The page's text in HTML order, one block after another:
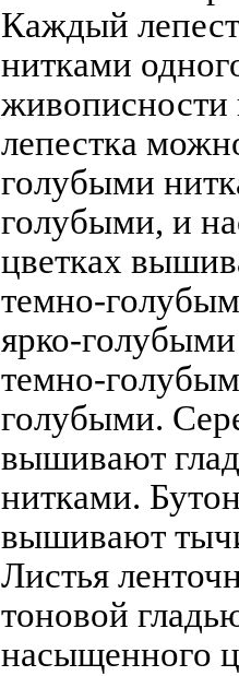
Каждый
нитками
живописности
лепестка
голубыми
голубыми, и
цветках
темно-
ярко-
темно-
голубыми.
вышивают
нитками.
вышивают
Листья
тоновой
насыщенного